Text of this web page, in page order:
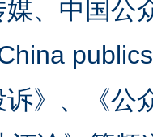
、中国公
》、《公